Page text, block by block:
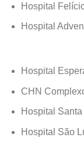
Hospital
Hospital
Hospital
CHN
Hospital
Hospital São